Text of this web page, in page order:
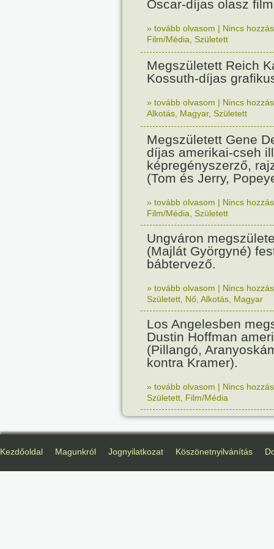
Oscar-díjas olasz
» tovább olvasom | Nincs
Film/Média Született
Megszületett Reich
Kossuth-díjas
» tovább olvasom | Nincs
Alkotás Magyar, Született
Megszületett Gene
díjas amerikai-cseh
képregényszerző,
(Tom és Jerry,
» tovább olvasom | Nincs
Film/Média Született
Ungváron
(Majlát Györgyné)
bábtervező.
» tovább olvasom | Nincs
Született Nő Alkotás Magyar
Los Angelesben
Dustin Hoffman
(Pillangó,
kontra Kramer).
» tovább olvasom | Nincs
Született Film/Média
Kezdőoldal Magunkról Jognyilatkozat Köszönetnyilvánítás